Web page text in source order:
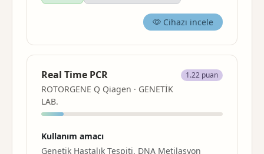
Cihazı incele
Real Time PCR
ROTORGENE Q Qiagen · GENETİK
LAB.
1.22 puan
Kullanım amacı
Genetik Hastalık Tespiti, DNA Metilasyon